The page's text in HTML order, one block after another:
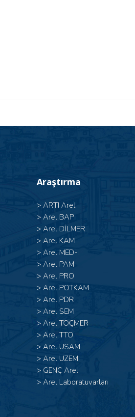
Araştırma
> ARTI Arel
> Arel BAP
> Arel DİLMER
> Arel KAM
> Arel MED-I
> Arel PAM
> Arel PRO
> Arel POTKAM
> Arel PDR
> Arel SEM
> Arel TOÇMER
> Arel TTO
> Arel USAM
> Arel UZEM
> GENÇ Arel
> Arel Laboratuvarları